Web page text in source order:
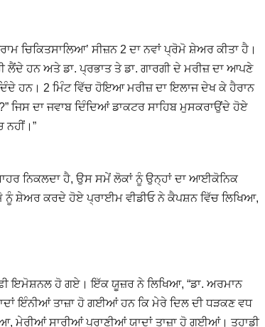
ਚਿਕਿਤਸਾਲਿਆ’ ਸੀਜ਼ਨ 2 ਦਾ ਨਵਾਂ ਪ੍ਰੋਮੋ ਸ਼ੇਅਰ ਕੀਤਾ ਹੈ।
ਹਨ ਅਤੇ ਡਾ. ਪ੍ਰਭਾਤ ਤੇ ਡਾ. ਗਾਰਗੀ ਦੇ ਮਰੀਜ਼ ਦਾ ਆਪਣੇ
ਹਨ। 2 ਮਿੰਟ ਵਿੱਚ ਹੋਇਆ ਮਰੀਜ਼ ਦਾ ਇਲਾਜ ਦੇਖ ਕੇ ਹੈਰਾਨ
ਜਿਸ ਦਾ ਜਵਾਬ ਦਿੰਦਿਆਂ ਡਾਕਟਰ ਸਾਹਿਬ ਮੁਸਕਰਾਉਂਦੇ ਹੋਏ
ਨਹੀਂ।”
ਨਿਕਲਦਾ ਹੈ, ਉਸ ਸਮੇਂ ਲੋਕਾਂ ਨੂੰ ਉਨ੍ਹਾਂ ਦਾ ਆਈਕੋਨਿਕ
ਨੂੰ ਸ਼ੇਅਰ ਕਰਦੇ ਹੋਏ ਪ੍ਰਾਈਮ ਵੀਡੀਓ ਨੇ ਕੈਪਸ਼ਨ ਵਿੱਚ ਲਿਖਿਆ,
ਇਮੋਸ਼ਨਲ ਹੋ ਗਏ। ਇੱਕ ਯੂਜ਼ਰ ਨੇ ਲਿਖਿਆ, “ਡਾ. ਅਰਮਾਨ
ਇੰਨੀਆਂ ਤਾਜ਼ਾ ਹੋ ਗਈਆਂ ਹਨ ਕਿ ਮੇਰੇ ਦਿਲ ਦੀ ਧੜਕਣ ਵਧ
ਮੇਰੀਆਂ ਸਾਰੀਆਂ ਪੁਰਾਣੀਆਂ ਯਾਦਾਂ ਤਾਜ਼ਾ ਹੋ ਗਈਆਂ। ਤੁਹਾਡੀ